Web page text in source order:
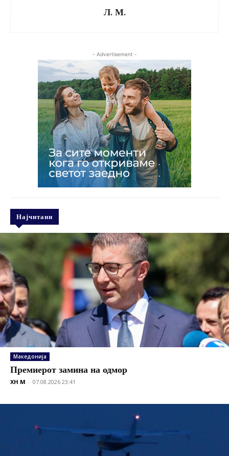
Л. М.
- Advertisement -
Најчитани
Македонија
Премиерот замина на одмор
XH M - 07.08.2026 23:41